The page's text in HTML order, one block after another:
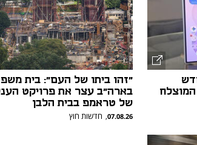
"זהו ביתו של העם": בית
בארה"ב עצר את פרויקט
של טראמפ בבית הלבן
07.08.26
, חדשות חוץ